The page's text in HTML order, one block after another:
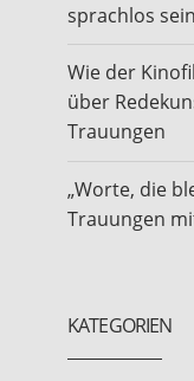
sprachlos
Wie der
über
Trauungen
„Worte, die
Trauungen
KATEGORIEN